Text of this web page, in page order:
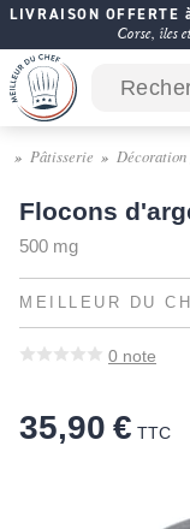
LIVRAISON
Corse, îles
Pâtisserie Décoration
Flocons
500 mg
MEILLEUR DU
0 note
35,90 € TTC